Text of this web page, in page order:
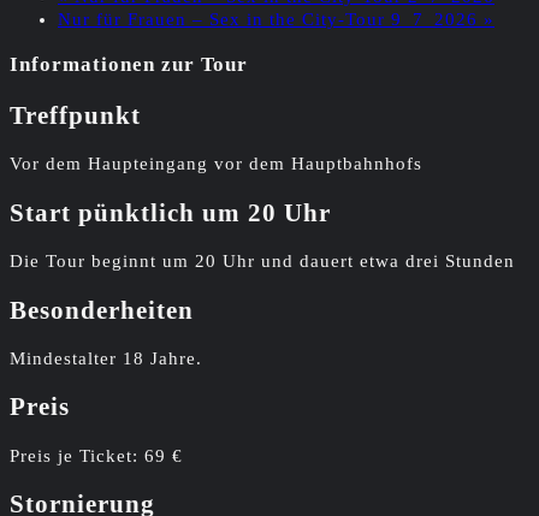
Nur für Frauen – Sex in the City-Tour 9_7_2026 »
Informationen zur Tour
Treffpunkt
Vor dem Haupteingang vor dem Hauptbahnhofs
Start pünktlich um 20 Uhr
Die Tour beginnt um 20 Uhr und dauert etwa drei Stunden
Besonderheiten
Mindestalter 18 Jahre.
Preis
Preis je Ticket: 69 €
Stornierung